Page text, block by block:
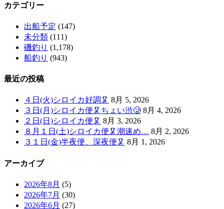
カテゴリー
出船予定 (147)
未分類 (111)
磯釣り (1,178)
船釣り (943)
最近の投稿
４日(火)シロイカ好調🦑 8月 5, 2026
３日(月)シロイカ便🦑ちょい渋🥲 8月 4, 2026
２日(日)シロイカ便🦑 8月 3, 2026
８月１日(土)シロイカ便🦑潮速め… 8月 2, 2026
３１日(金)半夜便、深夜便🦑 8月 1, 2026
アーカイブ
2026年8月 (5)
2026年7月 (30)
2026年6月 (27)